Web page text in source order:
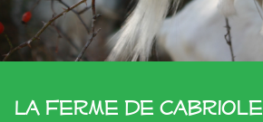
La Ferme de Cabriole